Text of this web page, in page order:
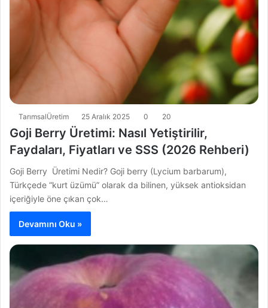
TarımsalÜretim 25 Aralık 2025 0 20
Goji Berry Üretimi: Nasıl Yetiştirilir,
Faydaları, Fiyatları ve SSS (2026 Rehberi)
Goji Berry Üretimi Nedir? Goji berry (Lycium barbarum),
Türkçede “kurt üzümü” olarak da bilinen, yüksek antioksidan
içeriğiyle öne çıkan çok…
Devamını Oku »